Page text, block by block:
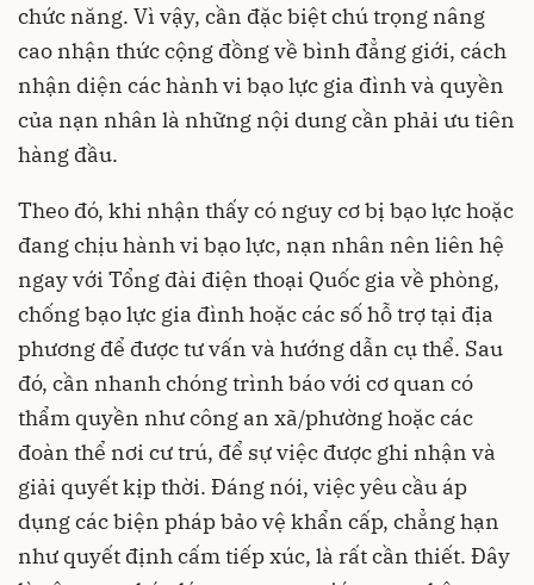
chức năng. Vì vậy, cần đặc biệt chú trọng nâng
cao nhận thức cộng đồng về bình đẳng giới, cách
nhận diện các hành vi bạo lực gia đình và quyền
của nạn nhân là những nội dung cần phải ưu tiên
hàng đầu.
Theo đó, khi nhận thấy có nguy cơ bị bạo lực hoặc
đang chịu hành vi bạo lực, nạn nhân nên liên hệ
ngay với Tổng đài điện thoại Quốc gia về phòng,
chống bạo lực gia đình hoặc các số hỗ trợ tại địa
phương để được tư vấn và hướng dẫn cụ thể. Sau
đó, cần nhanh chóng trình báo với cơ quan có
thẩm quyền như công an xã/phường hoặc các
đoàn thể nơi cư trú, để sự việc được ghi nhận và
giải quyết kịp thời. Đáng nói, việc yêu cầu áp
dụng các biện pháp bảo vệ khẩn cấp, chẳng hạn
như quyết định cấm tiếp xúc, là rất cần thiết. Đây